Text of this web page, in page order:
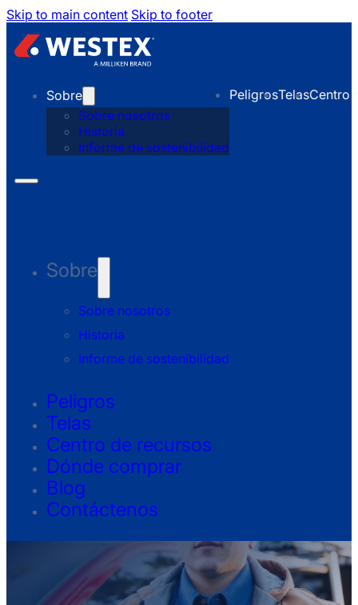
Skip to main content Skip to footer
Sobre
Sobre nosotros
Historia
Informe de sostenibilidad
PeligrosTelasCentro
Sobre
Sobre nosotros
Historia
Informe de sostenibilidad
Peligros
Telas
Centro de recursos
Dónde comprar
Blog
Contáctenos